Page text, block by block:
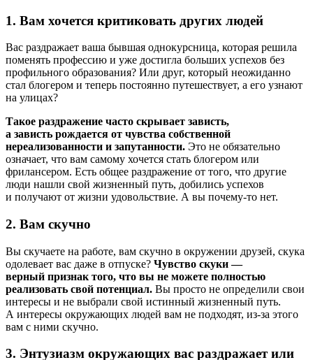
1. Вам хочется критиковать других людей
Вас раздражает ваша бывшая однокурсница, которая решила
поменять профессию и уже достигла больших успехов без
профильного образования? Или друг, который неожиданно
стал блогером и теперь постоянно путешествует, а его узнают
на улицах?
Такое раздражение часто скрывает зависть,
а зависть рождается от чувства собственной
нереализованности и запутанности. Это не обязательно
означает, что вам самому хочется стать блогером или
фрилансером. Есть общее раздражение от того, что другие
люди нашли свой жизненный путь, добились успехов
и получают от жизни удовольствие. А вы почему-то нет.
2. Вам скучно
Вы скучаете на работе, вам скучно в окружении друзей, скука
одолевает вас даже в отпуске? Чувство скуки —
верный признак того, что вы не можете полностью
реализовать свой потенциал. Вы просто не определили свои
интересы и не выбрали свой истинный жизненный путь.
А интересы окружающих людей вам не подходят, из-за этого
вам с ними скучно.
3. Энтузиазм окружающих вас раздражает или